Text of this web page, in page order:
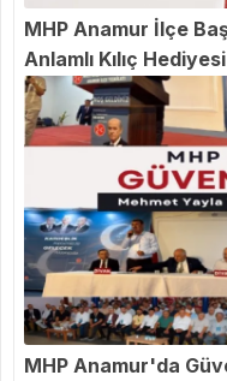
MHP Anamur İlçe
Anlamlı Kılıç Hediyesi
MHP Anamur'da